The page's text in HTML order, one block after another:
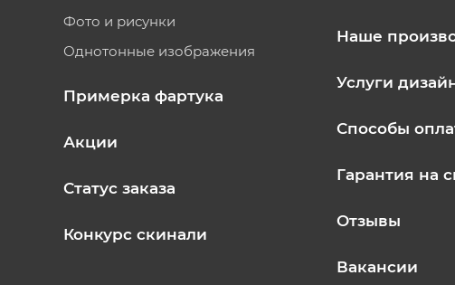
Фото и рисунки
Однотонные изображения
Примерка фартука
Акции
Статус заказа
Конкурс скинали
Наше
Услуги
Способы
Гарантия на
Отзывы
Вакансии